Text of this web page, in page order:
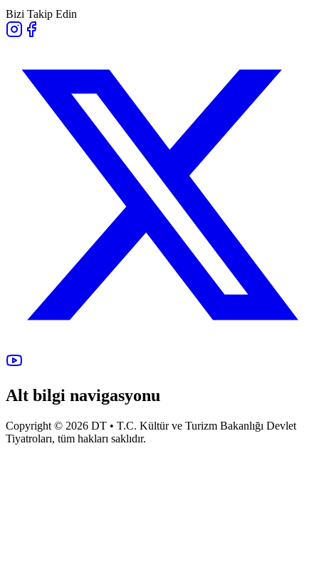
Bizi Takip Edin
Alt bilgi navigasyonu
Copyright © 2026 DT • T.C. Kültür ve Turizm Bakanlığı Devlet
Tiyatroları, tüm hakları saklıdır.